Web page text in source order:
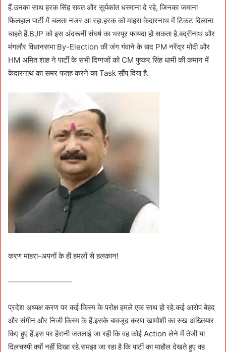
हैं.उनका साथ हरक सिंह रावत और सूर्यकांत धस्माना दे रहे, जिनका जमाना
फिलहाल पार्टी में चलता नजर आ रहा.हरक को माहरा केदारनाथ में टिकट दिलाना
चाहते हैं.BJP को इस अंदरूनी संघर्ष का भरपूर फायदा हो सकता है.बद्रीनाथ और
मंगलौर विधानसभा By-Election की जंग गंवाने के बाद PM नरेंद्र मोदी और
HM अमित शाह ने पार्टी के सभी दिग्गजों को CM पुष्कर सिंह धामी की कमान में
केदारनाथ का समर फतह करने का Task सौंप दिया है.
करण माहरा-अपनों के ही हमलों से हलकान!
————————–
प्रदेश अध्यक्ष करण पर कई किस्म के परोक्ष हमले एक साथ हो रहे.कई आरोप बेहद
और संगीन और निजी किस्म के हैं.इसके बावजूद करण ख़ामोशी का रुख अख्तियार
किए हुए हैं.इस पर हैरानी जतलाई जा रही कि वह कोई Action लेने में तेजी या
दिलचस्पी क्यों नहीं दिखा रहे.समझा जा रहा है कि पार्टी का माहौल देखते हुए वह